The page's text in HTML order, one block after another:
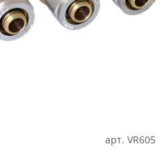
арт. VR605